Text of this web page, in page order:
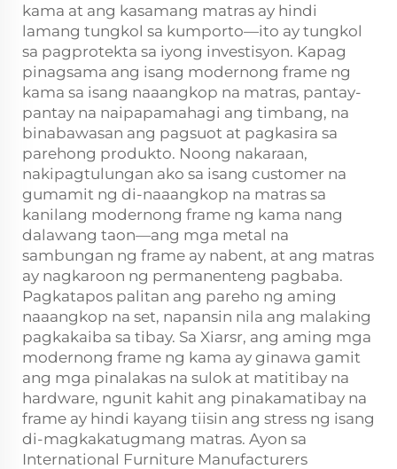
kama at ang kasamang matras ay hindi
lamang tungkol sa kumporto—ito ay tungkol
sa pagprotekta sa iyong investisyon. Kapag
pinagsama ang isang modernong frame ng
kama sa isang naaangkop na matras, pantay-
pantay na naipapamahagi ang timbang, na
binabawasan ang pagsuot at pagkasira sa
parehong produkto. Noong nakaraan,
nakipagtulungan ako sa isang customer na
gumamit ng di-naaangkop na matras sa
kanilang modernong frame ng kama nang
dalawang taon—ang mga metal na
sambungan ng frame ay nabent, at ang matras
ay nagkaroon ng permanenteng pagbaba.
Pagkatapos palitan ang pareho ng aming
naaangkop na set, napansin nila ang malaking
pagkakaiba sa tibay. Sa Xiarsr, ang aming mga
modernong frame ng kama ay ginawa gamit
ang mga pinalakas na sulok at matitibay na
hardware, ngunit kahit ang pinakamatibay na
frame ay hindi kayang tiisin ang stress ng isang
di-magkakatugmang matras. Ayon sa
International Furniture Manufacturers